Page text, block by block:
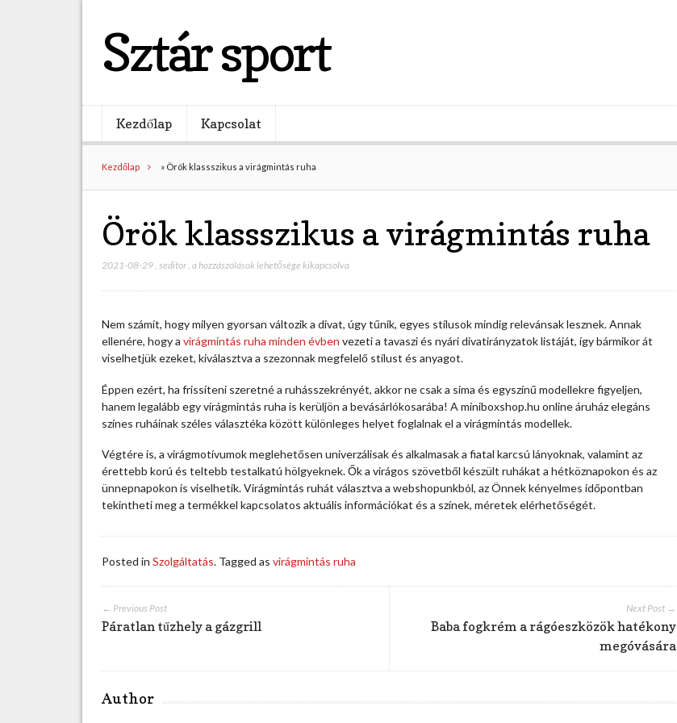
Sztár sport
Kezdőlap Kapcsolat
Kezdőlap » Örök klassszikus a virágmintás ruha
Örök klassszikus a virágmintás ruha
2021-08-29 seditor ,Ö
k
l
a
s
s
i
k
u
s
v
r
á
m
t
s
a hozzászólások lehetősége kikapcsolva
Nem számít, hogy milyen gyorsan változik a divat, úgy tűnik, egyes stílusok mindig relevánsak lesznek. Annak
ellenére, hogy avirágmintás ruha minden évben vezeti a tavaszi és nyári divatirányzatok listáját, így bármikor át
viselhetjük ezeket, kiválasztva a szezonnak megfelelő stílust és anyagot.
Éppen ezért, ha frissíteni szeretné a ruhásszekrényét, akkor ne csak a sima és egyszínű modellekre figyeljen,
hanem legalább egy virágmintás ruha is kerüljön a bevásárlókosarába! A miniboxshop.hu online áruház elegáns
színes ruháinak széles választéka között különleges helyet foglalnak el a virágmintás modellek.
Végtére is, a virágmotívumok meglehetősen univerzálisak és alkalmasak a fiatal karcsú lányoknak, valamint az
érettebb korú és teltebb testalkatú hölgyeknek. Ők a virágos szövetből készült ruhákat a hétköznapokon és az
ünnepnapokon is viselhetik. Virágmintás ruhát választva a webshopunkból, az Önnek kényelmes időpontban
tekintheti meg a termékkel kapcsolatos aktuális információkat és a színek, méretek elérhetőségét.
Posted inSzolgáltatás. Tagged asvirágmintás ruha
Next Post →
Baba fogkrém a rágóeszközök hatékony
megóvására
← Previous Post
Páratlan tűzhely a gázgrill
Author